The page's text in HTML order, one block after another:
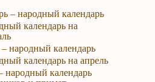
– народный календарь
календарь на
народный календарь
календарь на апрель
народный календарь